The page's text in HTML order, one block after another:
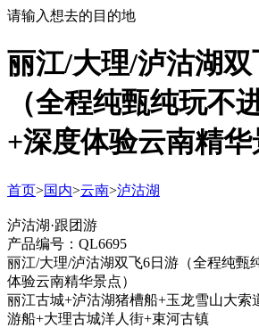
请输入想去的目的地
丽江/大理/泸沽湖双
（全程纯甄纯玩不
+深度体验云南精华
首页>国内>云南>泸沽湖
泸沽湖·跟团游
产品编号：QL6695
丽江/大理/泸沽湖双飞6日游（全程纯甄
体验云南精华景点）
丽江古城+泸沽湖猪槽船+玉龙雪山大索
游船+大理古城洋人街+束河古镇